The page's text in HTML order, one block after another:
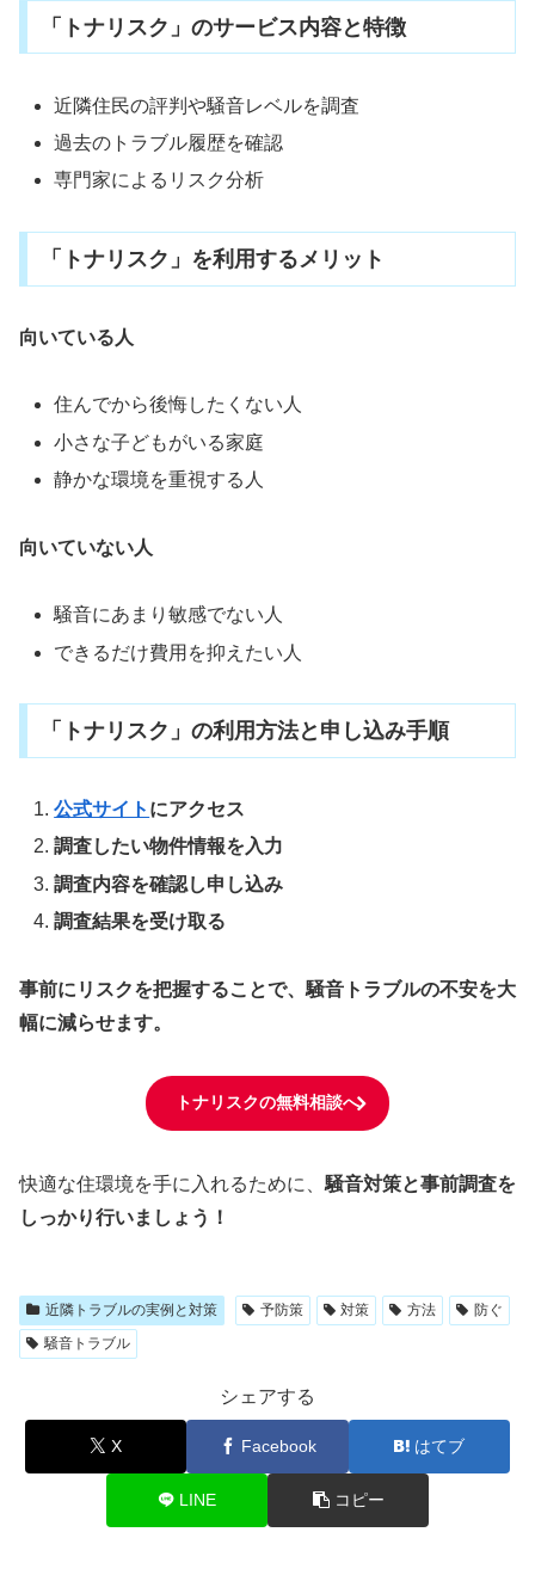
「トナリスク」のサービス内容と特徴
近隣住民の評判や騒音レベルを調査
過去のトラブル履歴を確認
専門家によるリスク分析
「トナリスク」を利用するメリット
向いている人
住んでから後悔したくない人
小さな子どもがいる家庭
静かな環境を重視する人
向いていない人
騒音にあまり敏感でない人
できるだけ費用を抑えたい人
「トナリスク」の利用方法と申し込み手順
公式サイト にアクセス
調査したい物件情報を入力
調査内容を確認し申し込み
調査結果を受け取る
事前にリスクを把握することで、騒音トラブルの不安を大
幅に減らせます。
トナリスクの無料相談へ
快適な住環境を手に入れるために、 騒音対策と事前調査を
しっかり行いましょう！
近隣トラブルの実例と対策 予防策 対策 方法
防ぐ
騒音トラブル
シェアする
X Facebook はてブ
LINE コピー